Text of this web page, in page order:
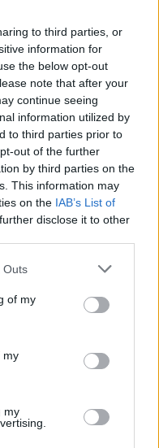
to third parties, or
information for
the below opt-out
note that after your
continue seeing
information utilized by
to third parties prior to
out of the further
by third parties on the
This information may
on the IAB’s List of
disclose it to other
Outs
of my
my
my